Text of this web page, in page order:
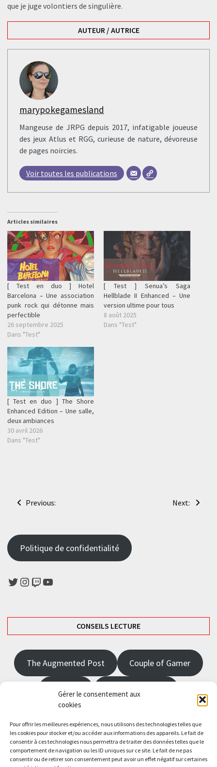
Gérer le consentement aux
cookies
Pour offrir les meilleures expériences, nous utilisons des technologies telles que
les cookies pour stocker et/ou accéder aux informations des appareils. Le fait de
consentir à ces technologies nous permettra de traiter des données telles que le
comportement de navigation ou les ID uniques sur ce site. Le fait de ne pas
consentir ou de retirer son consentement peut avoir un effet négatif sur certaines
que je juge volontiers de singulière.
AUTEUR / AUTRICE
marypokegamesland
Mangeuse de JRPG depuis 2017, infatigable joueuse
des jeux Atlus et RGG, curieuse de nature, dévoreuse
de pages noircies.
Voir toutes les publications
Articles similaires
[ Test en duo ] Hotel
Barcelona – Une association
punk rock qui détonne mais
perfectible
26 septembre 2025
Dans "Test"
[ Test ] Senua’s Saga
Hellblade II Enhanced – Une
version ultime pour tous
8 août 2025
Dans "Test"
[ Test en duo ] The Shore
Enhanced Edition – Une salle,
deux ambiances
30 avril 2026
Dans "Test"
Navigation
l’article
Previous: Next:
Politique de confidentialité
Twitter
Instagram
TwitchYouTube
CONSEILS LECTURE
The Augmented Post Couple of Gamer
JRPGFR State of Gaming
Saisissez votre adresse e-mail…
Abonnez-vous